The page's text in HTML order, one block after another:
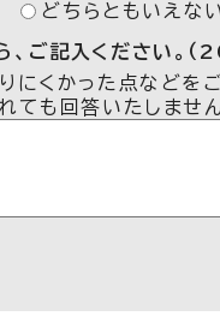
どちらともいえな
、ご記入ください。（
にくかった点などを
ても回答いたしませ